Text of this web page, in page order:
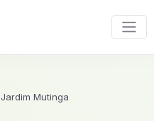
Jardim Mutinga